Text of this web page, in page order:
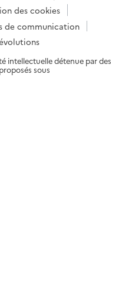
des cookies
de communication
intellectuelle détenue par des
sous